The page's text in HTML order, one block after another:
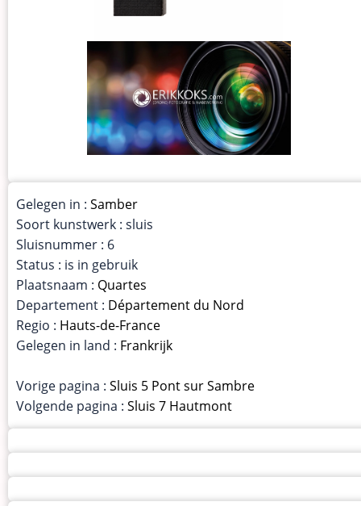
Gelegen in : Samber
Soort kunstwerk : sluis
Sluisnummer : 6
Status : is in gebruik
Plaatsnaam : Quartes
Departement : Département du Nord
Regio : Hauts-de-France
Gelegen in land : Frankrijk
Vorige pagina : Sluis 5 Pont sur Sambre
Volgende pagina : Sluis 7 Hautmont